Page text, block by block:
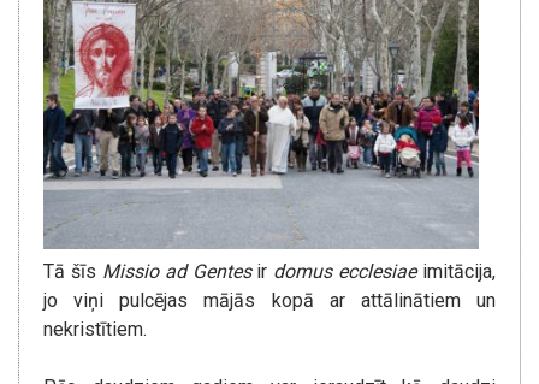
Tā šīs Missio ad Gentes ir domus ecclesiaeimitācija,
jo viņi pulcējas mājās kopā ar attālinātiem un
nekristītiem.